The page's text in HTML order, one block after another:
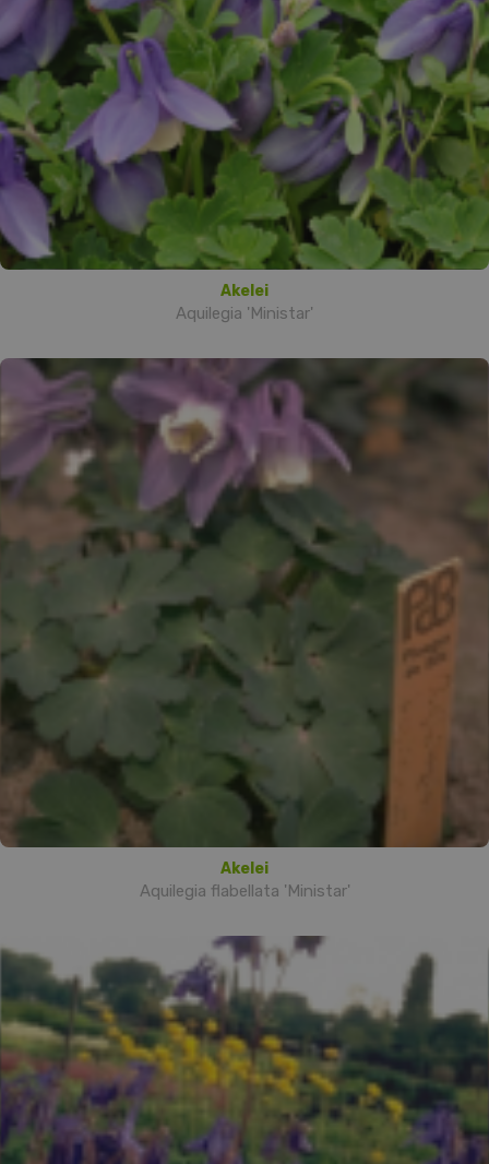
Akelei
Aquilegia 'Ministar'
Akelei
Aquilegia flabellata 'Ministar'